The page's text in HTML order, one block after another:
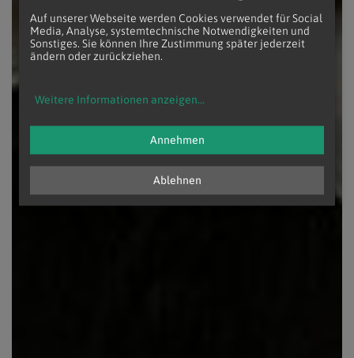
Auf unserer Webseite werden Cookies verwendet für Social
Media, Analyse, systemtechnische Notwendigkeiten und
Sonstiges. Sie können Ihre Zustimmung später jederzeit
ändern oder zurückziehen.
Weitere Informationen anzeigen...
Ablehnen
Annehmen